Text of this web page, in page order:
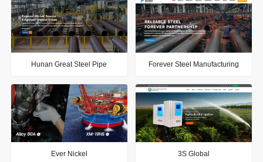
Hunan Great Steel Pipe Forever Steel Manufacturing
Ever Nickel 3S Global